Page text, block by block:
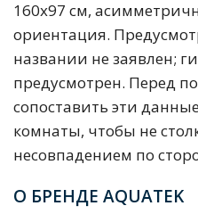
160х97 см,
ориентация.
названии не заявлен;
предусмотрен. Перед
сопоставить эти
комнаты, чтобы не
несовпадением по
О БРЕНДЕ AQUATEK